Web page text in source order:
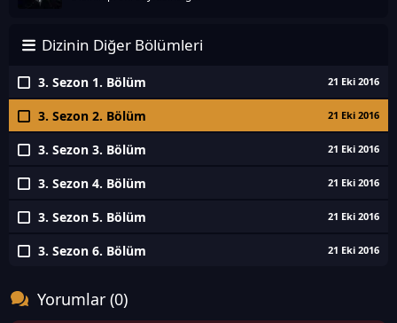
Dizinin Diğer Bölümleri
3. Sezon 1. Bölüm 21 Eki 2016
3. Sezon 2. Bölüm 21 Eki 2016
3. Sezon 3. Bölüm 21 Eki 2016
3. Sezon 4. Bölüm 21 Eki 2016
3. Sezon 5. Bölüm 21 Eki 2016
3. Sezon 6. Bölüm 21 Eki 2016
Yorumlar (0)